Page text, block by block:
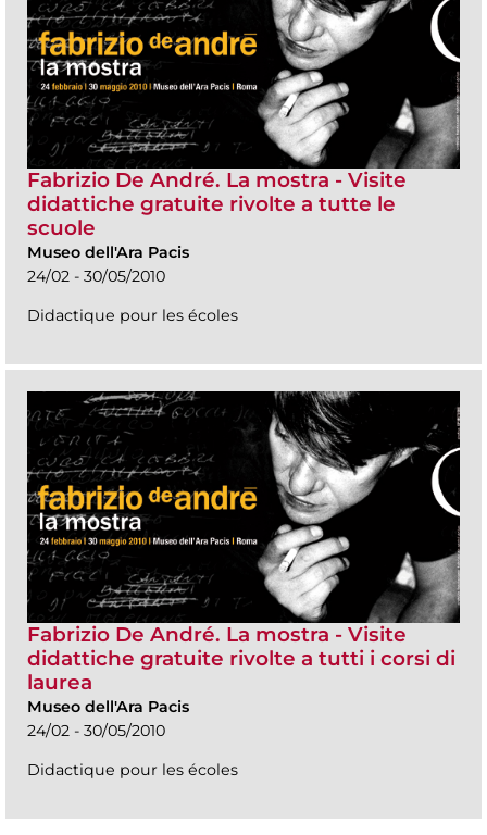
Fabrizio De André. La mostra - Visite
didattiche gratuite rivolte a tutte le
scuole
Museo dell'Ara Pacis
24/02 - 30/05/2010
Didactique pour les écoles
Fabrizio De André. La mostra - Visite
didattiche gratuite rivolte a tutti i corsi di
laurea
Museo dell'Ara Pacis
24/02 - 30/05/2010
Didactique pour les écoles